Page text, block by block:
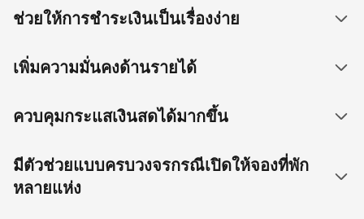
ช่วยให้การชำระเงินเป็นเรื่องง่าย
เพิ่มความมั่นคงด้านรายได้
ควบคุมกระแสเงินสดได้มากขึ้น
มีตัวช่วยแบบครบวงจรกรณีเปิดให้จองที่พัก
หลายแห่ง